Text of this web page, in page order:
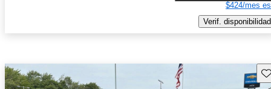
$424/mes
Verif. disponibilidad